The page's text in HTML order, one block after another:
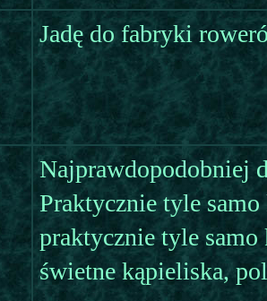
Jadę do fabryki
Najprawdopodobniej
Praktycznie tyle
praktycznie tyle samo
świetne kąpieliska,